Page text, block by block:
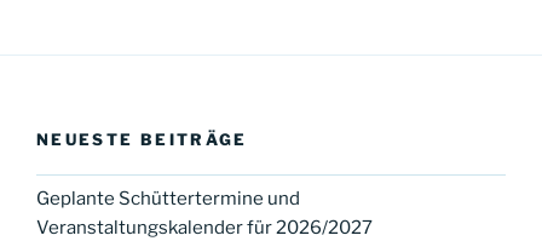
NEUESTE BEITRÄGE
Geplante Schüttertermine und
Veranstaltungskalender für 2026/2027